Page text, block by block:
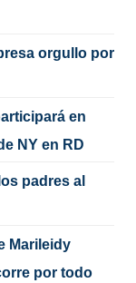
orgullo por
en
NY en RD
padres al
Marileidy
por todo